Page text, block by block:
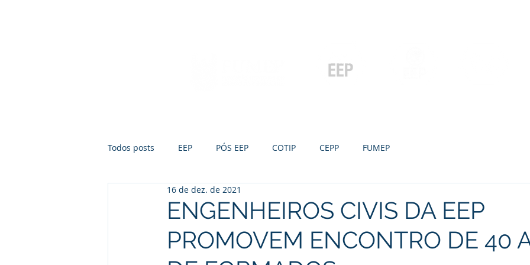
Todos posts EEP PÓS EEP COTIP CEPP FUMEP
ENGENHEIROS CIVIS DA EEP
PROMOVEM ENCONTRO DE 40
16 de dez. de 2021